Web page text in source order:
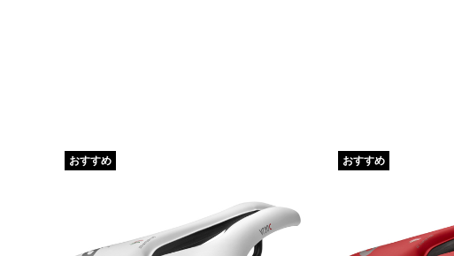
おすすめ おすすめ